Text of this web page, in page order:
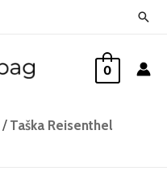
0
/ Taška Reisenthel